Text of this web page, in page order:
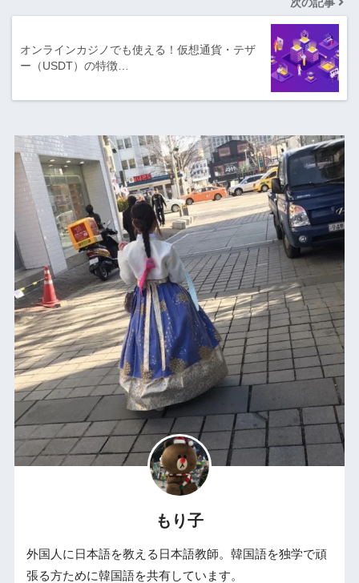
次の記事
オンラインカジノでも使える！仮想通貨・テザ
ー（USDT）の特徴…
もり子
外国人に日本語を教える日本語教師。韓国語を独学で頑
張る方ために韓国語を共有しています。